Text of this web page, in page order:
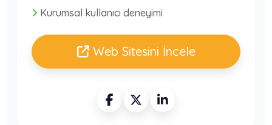
Kurumsal kullanıcı deneyimi
Web Sitesini İncele